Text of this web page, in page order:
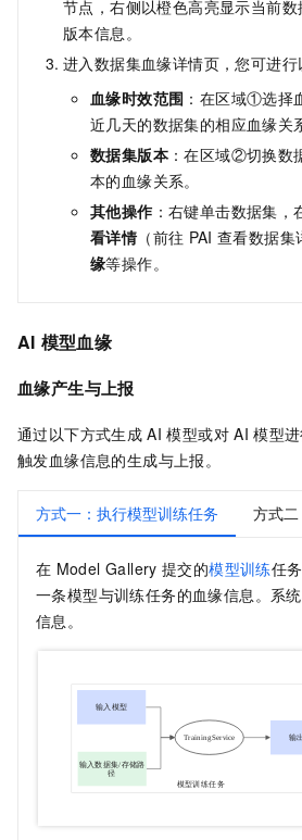
节点，右侧以橙色高亮显示当前
版本信息。
进入数据集血缘详情页，您可进行
血缘时效范围 ：在区域①选择
近几天的数据集的相应血缘关
数据集版本 ：在区域②切换数
本的血缘关系。
其他操作 ：右键单击数据集
看详情（前往 PAI 查看数据集
缘等操作。
AI 模型血缘
血缘产生与上报
通过以下方式生成 AI 模型或对 AI 模型
触发血缘信息的生成与上报。
方式一：执行模型训练任务 方式
在 Model Gallery 提交的模型训练任
一条模型与训练任务的血缘信息。系
信息。